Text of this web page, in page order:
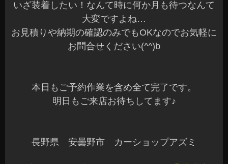
いざ装着したい！なんて時に何か月も待つなんて
大変ですよね…
お見積りや納期の確認のみでもOKなのでお気軽に
お問合せください(^^)b
本日もご予約作業を含め全て完了です。
明日もご来店お待ちしてます♪
長野県 安曇野市 カーショップアズミ